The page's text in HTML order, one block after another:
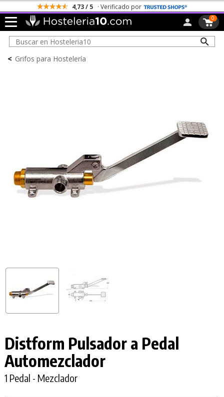
4,73 / 5 · Verificado por
0
< Grifos para Hostelería
Distform Pulsador a Pedal
Automezclador
1 Pedal - Mezclador